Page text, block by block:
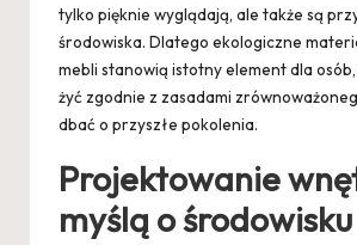
tylko pięknie wyglądają, ale także są
środowiska. Dlatego ekologiczne
mebli stanowią istotny element dla
żyć zgodnie z zasadami
dbać o przyszłe pokolenia.
Projektowanie
myślą o środowisku